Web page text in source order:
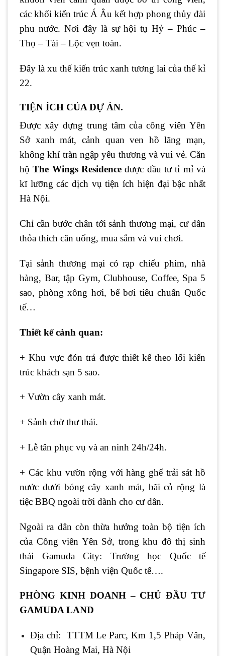
các khối kiến trúc Á Âu kết hợp phong thủy đài
phu nước. Nơi đây là sự hội tụ Hỷ – Phúc –
Thọ – Tài – Lộc vẹn toàn.
Đây là xu thế kiến trúc xanh tương lai của thế kỉ
22.
TIỆN ÍCH CỦA DỰ ÁN.
Được xây dựng trung tâm của công viên Yên
Sở xanh mát, cảnh quan ven hồ lãng mạn,
không khí tràn ngập yêu thương và vui vẻ. Căn
hộThe Wings Residence được đầu tư tỉ mỉ và
kĩ lưỡng các dịch vụ tiện ích hiện đại bậc nhất
Hà Nội.
Chỉ cần bước chân tới sảnh thương mại, cư dân
thỏa thích căn uống, mua sắm và vui chơi.
Tại sảnh thương mại có rạp chiếu phim, nhà
hàng, Bar, tập Gym, Clubhouse, Coffee, Spa 5
sao, phòng xông hơi, bể bơi tiêu chuẩn Quốc
tế…
Thiết kế cảnh quan:
+ Khu vực đón trả được thiết kế theo lối kiến
trúc khách sạn 5 sao.
+ Vườn cây xanh mát.
+ Sảnh chờ thư thái.
+ Lễ tân phục vụ và an ninh 24h/24h.
+ Các khu vườn rộng với hàng ghế trải sát hồ
nước dưới bóng cây xanh mát, bãi cỏ rộng là
tiệc BBQ ngoài trời dành cho cư dân.
Ngoài ra dân còn thừa hưởng toàn bộ tiện ích
của Công viên Yên Sở, trong khu đô thị sinh
thái Gamuda City: Trường học Quốc tế
Singapore SIS, bệnh viện Quốc tế….
PHÒNG KINH DOANH – CHỦ ĐẦU TƯ
GAMUDA LAND
Địa chỉ: TTTM Le Parc, Km 1,5 Pháp Vân,
Quận Hoàng Mai, Hà Nội